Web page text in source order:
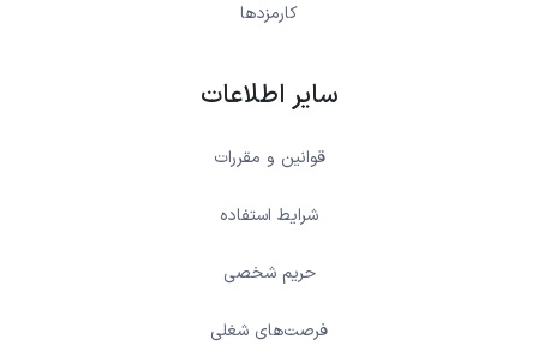
کارمزدها
سایر اطلاعات
قوانین و مقررات
شرایط استفاده
حریم شخصی
فرصت‌های شغلی